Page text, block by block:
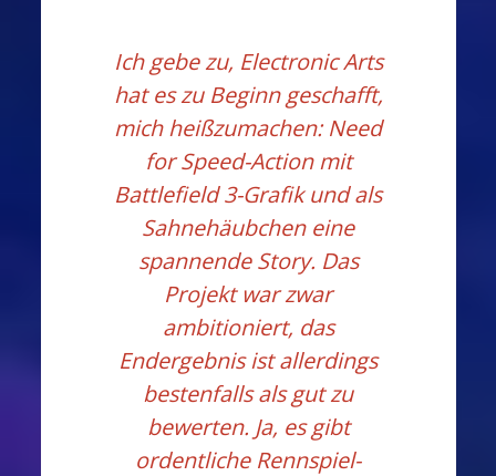
Ich gebe zu, Electronic Arts
hat es zu Beginn geschafft,
mich heißzumachen: Need
for Speed-Action mit
Battlefield 3-Grafik und als
Sahnehäubchen eine
spannende Story. Das
Projekt war zwar
ambitioniert, das
Endergebnis ist allerdings
bestenfalls als gut zu
bewerten. Ja, es gibt
ordentliche Rennspiel-